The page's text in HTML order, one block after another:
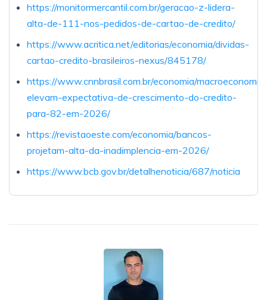
https://monitormercantil.com.br/geracao-z-lidera-
alta-de-111-nos-pedidos-de-cartao-de-credito/
https://www.acritica.net/editorias/economia/dividas-
cartao-credito-brasileiros-nexus/845178/
https://www.cnnbrasil.com.br/economia/
elevam-expectativa-de-crescimento-do-credito-
para-82-em-2026/
https://revistaoeste.com/economia/bancos-
projetam-alta-da-inadimplencia-em-2026/
https://www.bcb.gov.br/detalhenoticia/687/noticia